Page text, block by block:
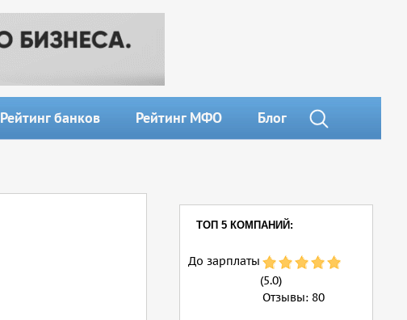
Рейтинг банков Рейтинг МФО Блог
ТОП 5 КОМПАНИЙ:
До зарплаты
(5.0)
Отзывы: 80